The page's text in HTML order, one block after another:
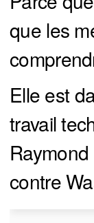
que les
Elle est
travail
contre